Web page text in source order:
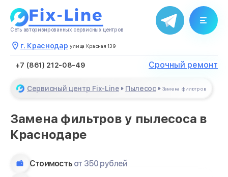
Сеть авторизированных сервисных центров
г. Краснодар улица Красная 139
+7 (861) 212-08-49 Срочный ремонт
Сервисный центр Fix-Line Пылесос Замена фильтров
Замена фильтров у пылесоса в
Краснодаре
Стоимость от 350 рублей